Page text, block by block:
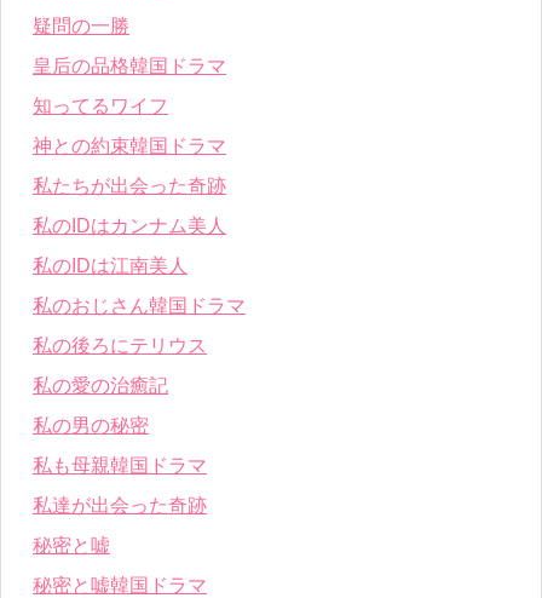
疑問の一勝
皇后の品格韓国ドラマ
知ってるワイフ
神との約束韓国ドラマ
私たちが出会った奇跡
私のIDはカンナム美人
私のIDは江南美人
私のおじさん韓国ドラマ
私の後ろにテリウス
私の愛の治癒記
私の男の秘密
私も母親韓国ドラマ
私達が出会った奇跡
秘密と嘘
秘密と嘘韓国ドラマ